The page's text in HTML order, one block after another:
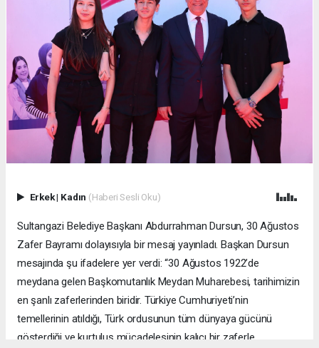
Erkek| Kadın (Haberi Sesli Oku)
Sultangazi Belediye Başkanı Abdurrahman Dursun, 30 Ağustos
Zafer Bayramı dolayısıyla bir mesaj yayınladı. Başkan Dursun
mesajında şu ifadelere yer verdi: “30 Ağustos 1922’de
meydana gelen Başkomutanlık Meydan Muharebesi, tarihimizin
en şanlı zaferlerinden biridir. Türkiye Cumhuriyeti’nin
temellerinin atıldığı, Türk ordusunun tüm dünyaya gücünü
gösterdiği ve kurtuluş mücadelesinin kalıcı bir zaferle